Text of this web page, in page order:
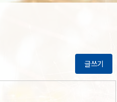
글쓰기